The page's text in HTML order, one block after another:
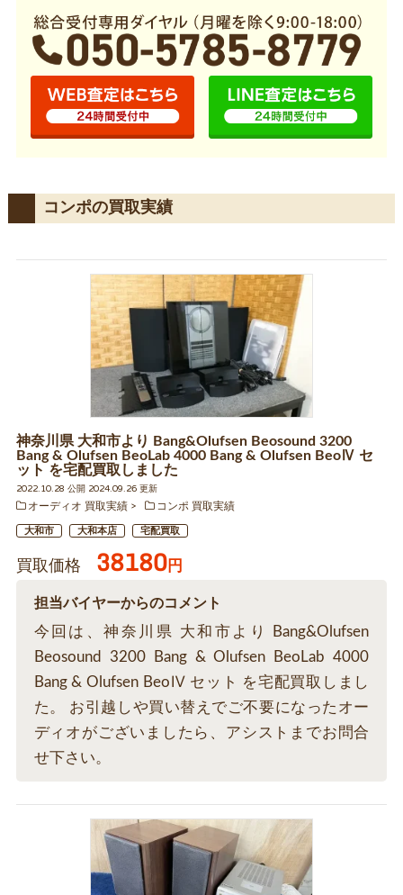
コンポの買取実績
神奈川県 大和市より Bang&Olufsen Beosound 3200
Bang & Olufsen BeoLab 4000 Bang & Olufsen BeoⅣ セ
ット を宅配買取しました
2022.10.28 公開 2024.09.26 更新
オーディオ 買取実績
コンポ 買取実績
大和市 大和本店 宅配買取
買取価格 38180円
担当バイヤーからのコメント
今回は、神奈川県 大和市より Bang&Olufsen
Beosound 3200 Bang & Olufsen BeoLab 4000
Bang & Olufsen BeoⅣ セット を宅配買取しまし
た。 お引越しや買い替えでご不要になったオー
ディオがございましたら、アシストまでお問合
せ下さい。